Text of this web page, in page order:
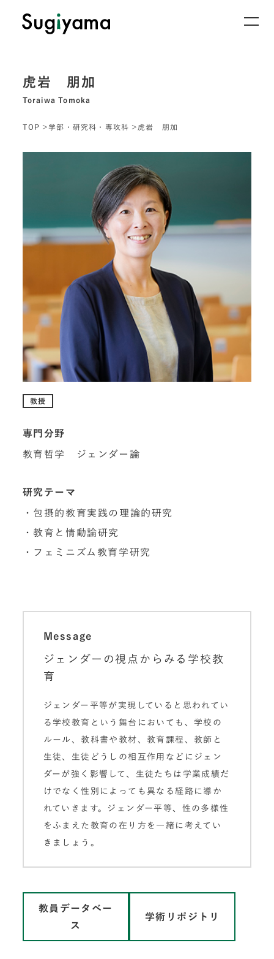
虎岩 朋加
Toraiwa Tomoka
TOP 学部・研究科・専攻科 虎岩 朋加
教授
専門分野
教育哲学 ジェンダー論
研究テーマ
・包摂的教育実践の理論的研究
・教育と情動論研究
・フェミニズム教育学研究
Message
ジェンダーの視点からみる学校教
育
ジェンダー平等が実現していると思われてい
る学校教育という舞台においても、学校の
ルール、教科書や教材、教育課程、教師と
生徒、生徒どうしの相互作用などにジェン
ダーが強く影響して、生徒たちは学業成績だ
けでなく性別によっても異なる経路に導か
れていきます。ジェンダー平等、性の多様性
をふまえた教育の在り方を一緒に考えてい
きましょう。
教員データベー
ス
学術リポジトリ